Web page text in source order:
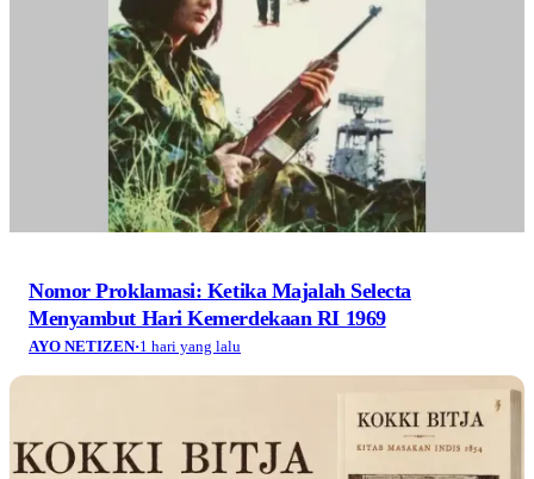
Nomor Proklamasi: Ketika Majalah Selecta
Menyambut Hari Kemerdekaan RI 1969
AYO NETIZEN·1 hari yang lalu